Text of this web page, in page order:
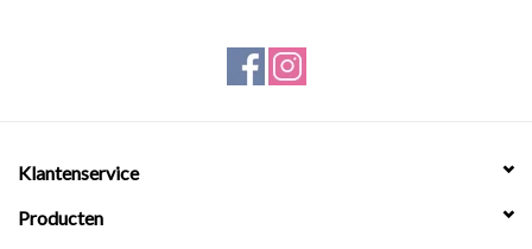
Klantenservice
Producten